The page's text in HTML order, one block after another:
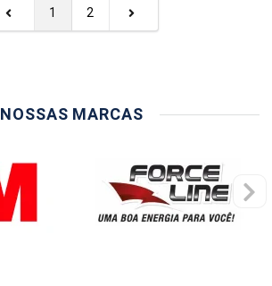
1 2
NOSSAS MARCAS